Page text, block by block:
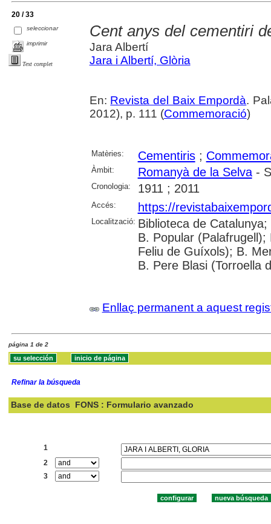
20 / 33
seleccionar
imprimir
Text complet
Cent anys del cementiri
Jara Albertí
Jara i Albertí, Glòria
En: Revista del Baix Empordà.
2012), p. 111 (Commemoració)
Matèries: Cementiris;
Àmbit: Romanyà de la Selva-
Cronologia: 1911 ; 2011
Accés: https://
Localització: Biblioteca de
B. Popular
Feliu de Guíxols); B.
B. Pere Blasi (Torroella
Enllaç permanent a aquest
página 1 de 2
Refinar la búsqueda
Base de datos FONS : Formulario avanzado
1
2
3